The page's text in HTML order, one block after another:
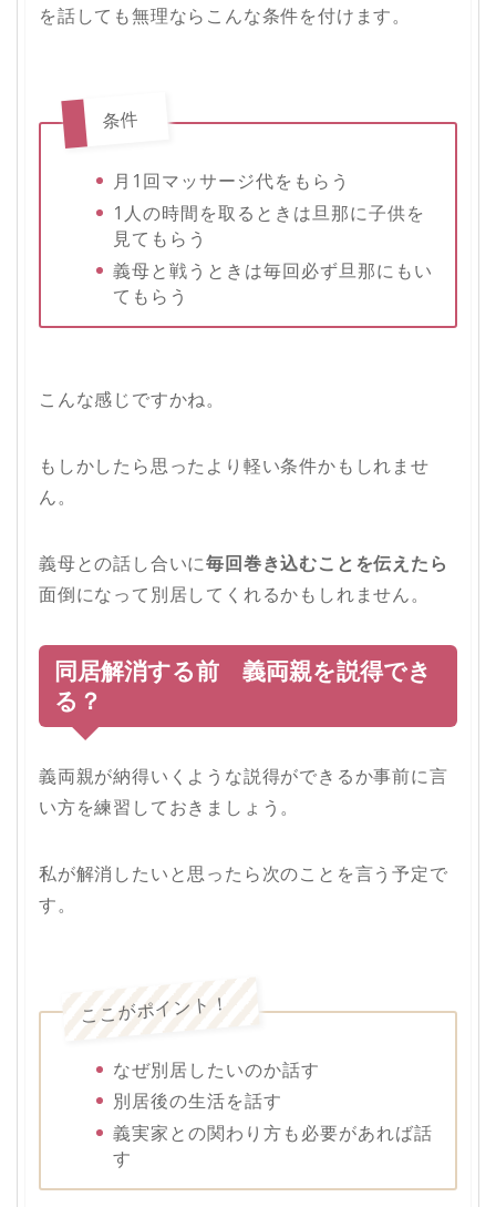
を話しても無理ならこんな条件を付けます。
条件
月1回マッサージ代をもらう
1人の時間を取るときは旦那に子供を
見てもらう
義母と戦うときは毎回必ず旦那にもい
てもらう
こんな感じですかね。
もしかしたら思ったより軽い条件かもしれませ
ん。
義母との話し合いに毎回巻き込むことを伝えたら
面倒になって別居してくれるかもしれません。
同居解消する前 義両親を説得でき
る？
義両親が納得いくような説得ができるか事前に言
い方を練習しておきましょう。
私が解消したいと思ったら次のことを言う予定で
す。
ここがポイント！
なぜ別居したいのか話す
別居後の生活を話す
義実家との関わり方も必要があれば話
す